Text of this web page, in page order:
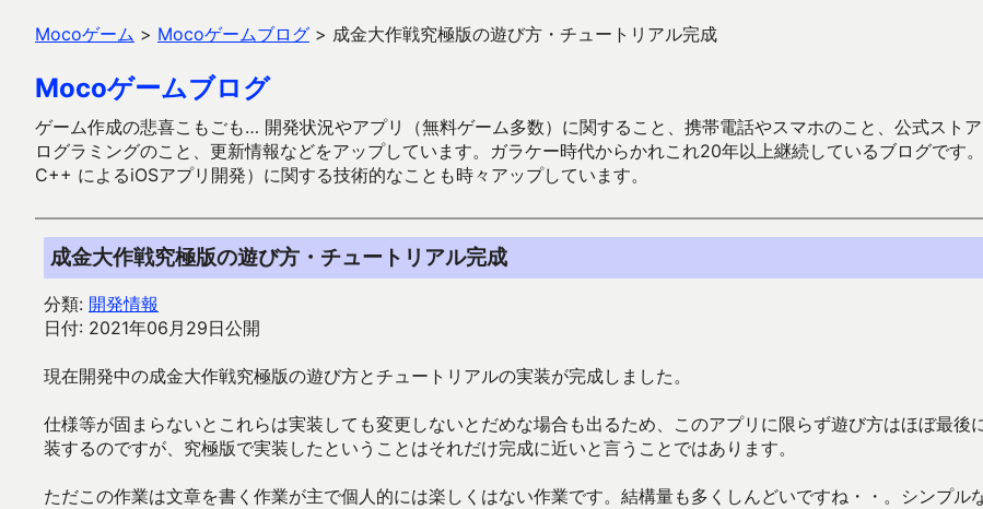
Mocoゲーム > Mocoゲームブログ > 成金大作戦究極版の遊び方・チュートリアル完成
Mocoゲームブログ
ゲーム作成の悲喜こもごも… 開発状況やアプリ（無料ゲーム多数）に関すること、携帯電話やスマホのこと、公式ス
ログラミングのこと、更新情報などをアップしています。ガラケー時代からかれこれ20年以上継続しているブログで
C++ によるiOSアプリ開発）に関する技術的なことも時々アップしています。
成金大作戦究極版の遊び方・チュートリアル完成
分類: 開発情報
日付: 2021年06月29日公開
現在開発中の成金大作戦究極版の遊び方とチュートリアルの実装が完成しました。
仕様等が固まらないとこれらは実装しても変更しないとだめな場合も出るため、このアプリに限らず遊び方はほぼ最後
装するのですが、究極版で実装したということはそれだけ完成に近いと言うことではあります。
ただこの作業は文章を書く作業が主で個人的には楽しくはない作業です。結構量も多くしんどいですね・・。シンプル